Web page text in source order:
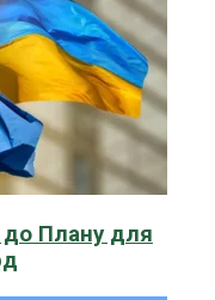
до Плану для